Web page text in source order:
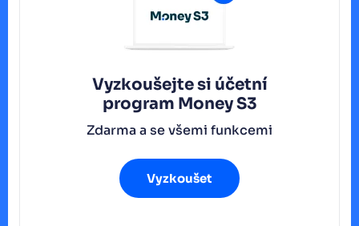
Vyzkoušejte si účetní
program Money S3
Zdarma a se všemi funkcemi
Vyzkoušet